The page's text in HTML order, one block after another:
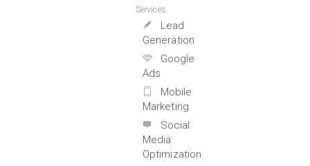
Services
Lead
Generation
Google
Ads
Mobile
Marketing
Social
Media
Optimization